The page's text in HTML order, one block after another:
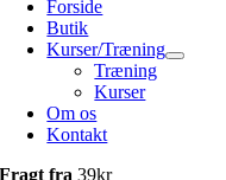
Forside
Butik
Kurser/Træning
Træning
Kurser
Om os
Kontakt
Fragt fra39kr